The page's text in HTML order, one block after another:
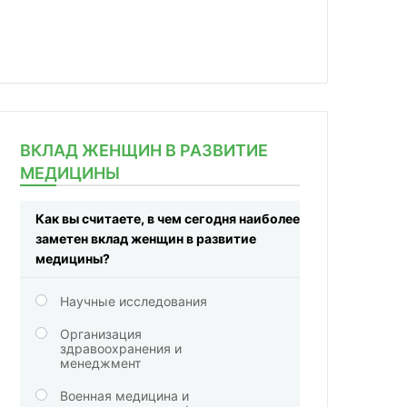
ВКЛАД ЖЕНЩИН В РАЗВИТИЕ
МЕДИЦИНЫ
Как вы считаете, в чем сегодня наиболее
заметен вклад женщин в развитие
медицины?
Научные исследования
Организация
здравоохранения и
менеджмент
Военная медицина и